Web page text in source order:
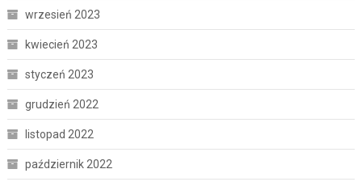
wrzesień 2023
kwiecień 2023
styczeń 2023
grudzień 2022
listopad 2022
październik 2022